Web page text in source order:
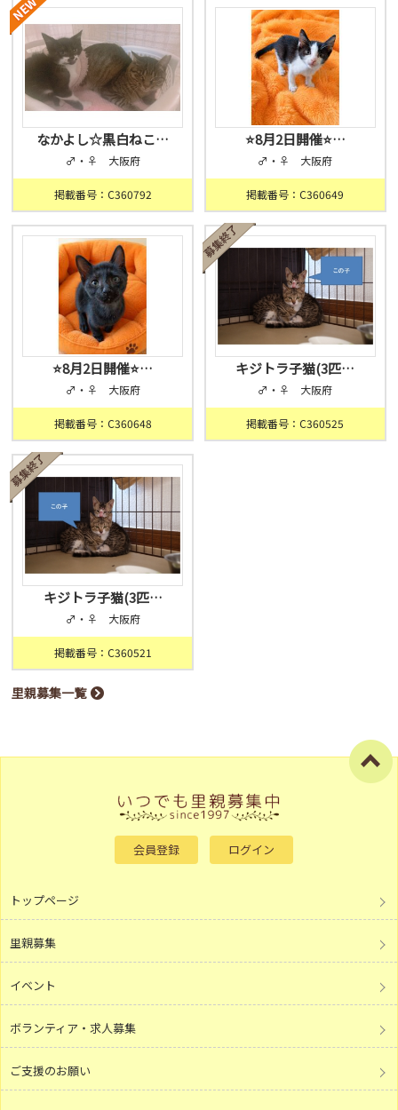
なかよし☆黒白ねこ…
♂・♀ 大阪府
掲載番号：C360792
⭐️8月2日開催⭐…
♂・♀ 大阪府
掲載番号：C360649
⭐️8月2日開催⭐…
♂・♀ 大阪府
掲載番号：C360648
キジトラ子猫(3匹…
♂・♀ 大阪府
掲載番号：C360525
キジトラ子猫(3匹…
♂・♀ 大阪府
掲載番号：C360521
里親募集一覧
会員登録 ログイン
トップページ
里親募集
イベント
ボランティア・求人募集
ご支援のお願い